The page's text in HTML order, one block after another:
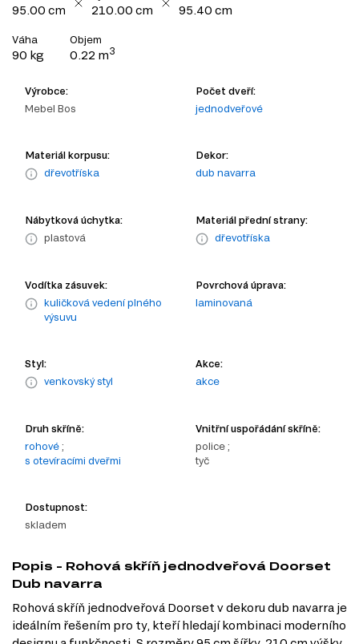
95.00 cm 210.00 cm 95.40 cm
Váha
90 kg
Objem
0.22 m3
Výrobce:
Mebel Bos
Počet dveří:
jednodveřové
Materiál korpusu:
dřevotříska
Dekor:
dub navarra
Nábytková úchytka:
plastová
Materiál přední strany:
dřevotříska
Vodítka zásuvek:
kuličková vedení plného
výsuvu
Povrchová úprava:
laminovaná
Styl:
venkovský styl
Akce:
akce
Druh skříně:
rohové ;
s otevíracími dveřmi
Vnitřní uspořádání skříně:
police ;
tyč
Dostupnost:
skladem
Popis - Rohová skříň jednodveřová Doorset
Dub navarra
Rohová skříň jednodveřová Doorset v dekoru dub navarra je
ideálním řešením pro ty, kteří hledají kombinaci moderního